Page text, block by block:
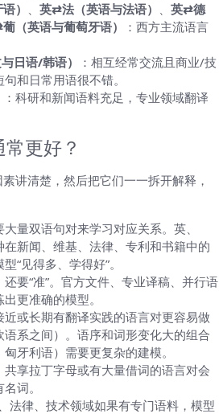
） 、 英⇄法（英语与法语） 、 英⇄德
（英语与葡萄牙语）
：西方主流语言
日语/韩语）
：相互经常交流且商业/技
和日常用语很不错。
：科研和新闻语料充足，专业领域翻译
更好？
讲清楚，然后把它们一一拆开解释，
量双语句对来学习对应关系。英、
新闻、维基、法律、专利和书籍中的
“见得多、学得好”。
要“准”。官方文件、专业译稿、并行语
更准确的模型。
近或长期有翻译实践的语言对更容易做
系之间）。语序和词形变化大的组合
匈牙利语）需要更复杂的建模。
共享拉丁字母或有大量借词的语言对会
词。
法律、技术领域如果有专门语料，模型